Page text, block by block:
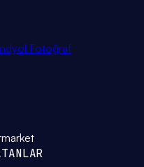
Fotoğraf